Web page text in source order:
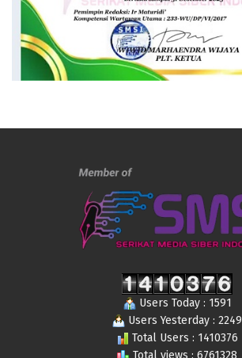
Users Today : 1591
Users Yesterday : 2249
Total Users : 1410376
Total views : 6761328